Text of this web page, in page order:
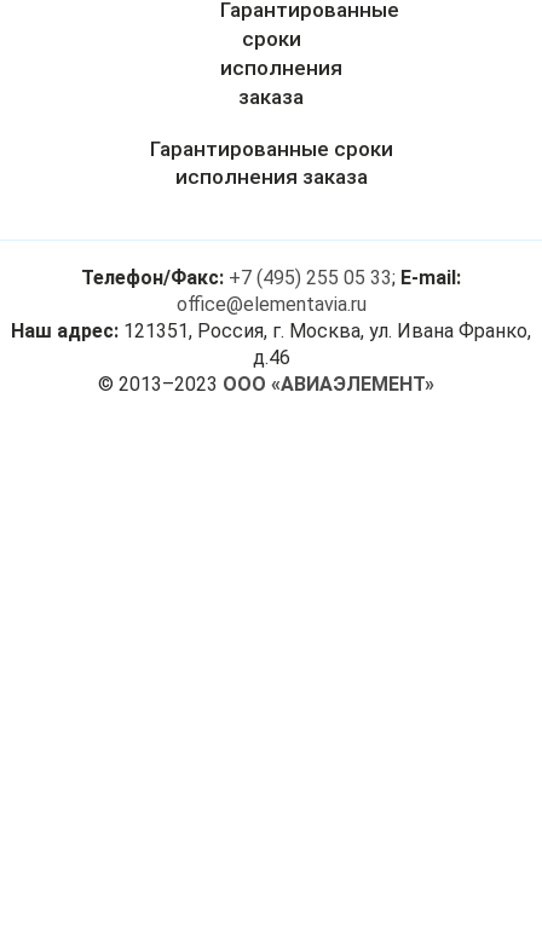
Гарантированные сроки
исполнения заказа
Телефон/Факс: +7 (495) 255 05 33; E-mail:
office@elementavia.ru
Наш адрес: 121351, Россия, г. Москва, ул. Ивана Франко,
д.46
© 2013–2023 ООО «АВИАЭЛЕМЕНТ»